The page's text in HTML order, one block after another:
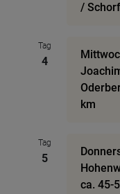
/
Tag
4
km
Tag
5
ca. 45-